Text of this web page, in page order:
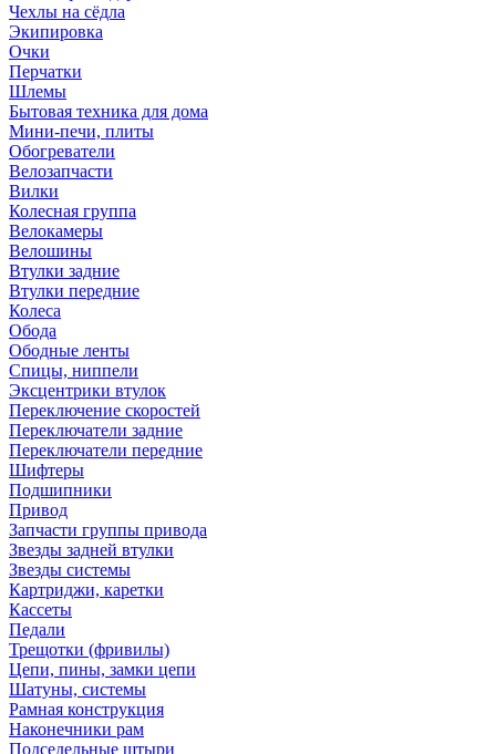
Чехлы на сёдла
Экипировка
Очки
Перчатки
Шлемы
Бытовая техника для дома
Мини-печи, плиты
Обогреватели
Велозапчасти
Вилки
Колесная группа
Велокамеры
Велошины
Втулки задние
Втулки передние
Колеса
Обода
Ободные ленты
Спицы, ниппели
Эксцентрики втулок
Переключение скоростей
Переключатели задние
Переключатели передние
Шифтеры
Подшипники
Привод
Запчасти группы привода
Звезды задней втулки
Звезды системы
Картриджи, каретки
Кассеты
Педали
Трещотки (фривилы)
Цепи, пины, замки цепи
Шатуны, системы
Рамная конструкция
Наконечники рам
Подседельные штыри